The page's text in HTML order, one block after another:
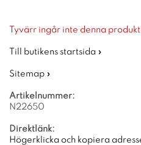
Tyvärr ingår inte denna
Till butikens startsida »
Sitemap »
Artikelnummer:
N22650
Direktlänk:
Högerklicka och kopiera